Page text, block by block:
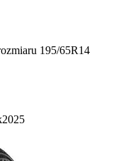
195/65R14
2025